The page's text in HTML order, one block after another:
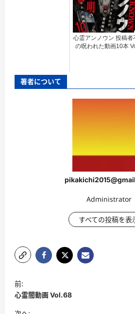
心霊アンノウン 投稿者
の呪われた動画10本
著者について
Administrator
すべての投稿を表
投
稿
ナ
前:
心霊闇動画 Vol.68